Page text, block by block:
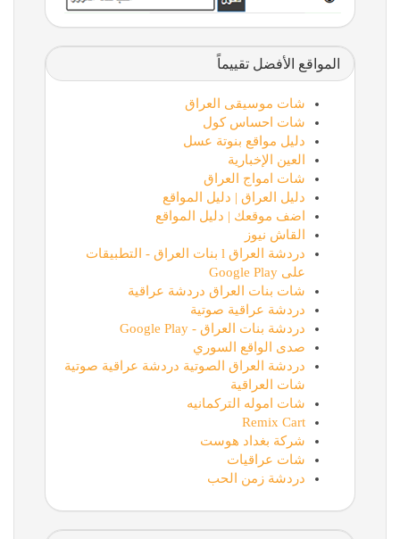
المواقع الأفضل تقييماً
شات موسيقى العراق
شات احساس كول
دليل مواقع بنوتة عسل
العين الإخبارية
شات امواج العراق
دليل العراق | دليل المواقع
اضف موقعك | دليل المواقع
القاش نيوز
دردشة العراق l بنات العراق - التطبيقات
على Google Play
شات بنات العراق دردشة عراقية
دردشة عراقية صوتية
دردشة بنات العراق - Google Play
صدى الواقع السوري
دردشة العراق الصوتية دردشة عراقية صوتية
شات العراقية
شات اموله التركمانيه
Remix Cart
شركة بغداد هوست
شات عراقيات
دردشة زمن الحب